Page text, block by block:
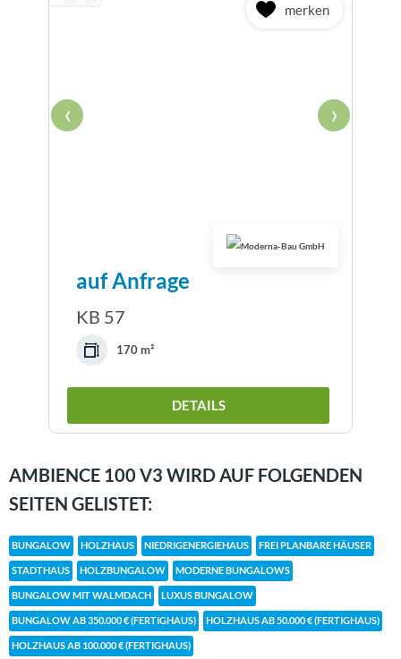
merken
‹ ›
auf Anfrage
KB 57
170 m²
DETAILS
AMBIENCE 100 V3 WIRD AUF FOLGENDEN
SEITEN GELISTET:
BUNGALOW HOLZHAUS NIEDRIGENERGIEHAUS FREI PLANBARE HÄUSER
STADTHAUS HOLZBUNGALOW MODERNE BUNGALOWS
BUNGALOW MIT WALMDACH LUXUS BUNGALOW
BUNGALOW AB 350.000 € (FERTIGHAUS) HOLZHAUS AB 50.000 € (FERTIGHAUS)
HOLZHAUS AB 100.000 € (FERTIGHAUS)